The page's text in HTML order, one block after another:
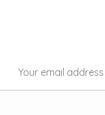
Your email